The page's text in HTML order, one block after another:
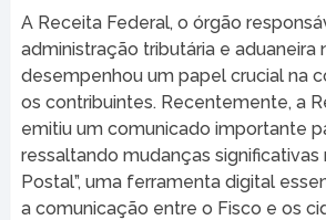
A Receita Federal, o órgão
administração tributária e aduaneira
desempenhou um papel crucial na
os contribuintes. Recentemente, a
emitiu um comunicado importante
ressaltando mudanças significativas
Postal”, uma ferramenta digital
a comunicação entre o Fisco e os